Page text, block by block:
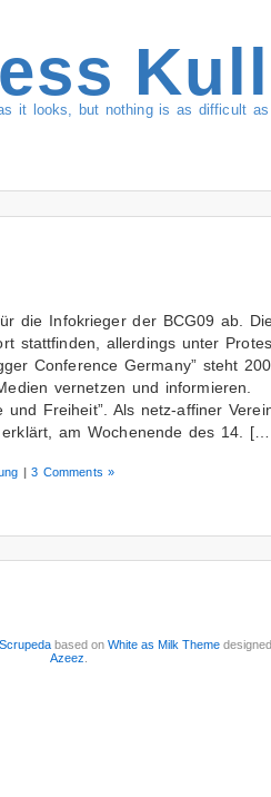
it looks, but nothing is as difficult
die Infokrieger der BCG09 ab.
stattfinden, allerdings unter
Conference Germany” steht
vernetzen und informieren.
und Freiheit”. Als netz-affiner
am Wochenende des 14.
| 3 Comments »
Scrupeda based onWhite as Milk Theme
Azeez